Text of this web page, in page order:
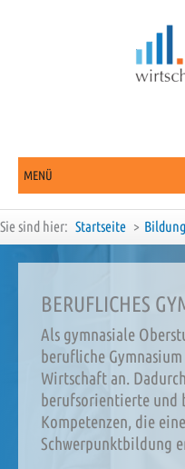
MENÜ
Sie sind hier: Startseite
BERUFLICHES
Als gymnasiale
berufliche
Wirtschaft an.
berufsorientierte und
Kompetenzen, die
Schwerpunktbildung